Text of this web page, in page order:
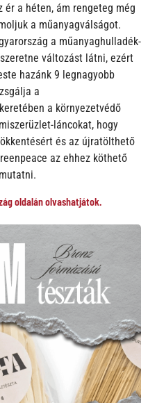
a héten, ám rengeteg még
a műanyagválságot.
a műanyaghulladék-
változást látni, ezért
hazánk 9 legnagyobb
a
a környezetvédő
láncokat, hogy
és az újratölthető
az ehhez köthető
oldalán olvashatjátok.